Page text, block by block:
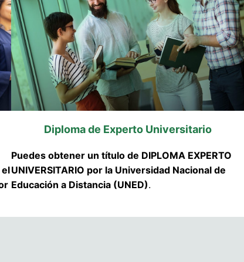
Diploma de Experto Universitario
Puedes obtener un título de DIPLOMA EXPERTO
UNIVERSITARIO por la Universidad Nacional de
Educación a Distancia (UNED).